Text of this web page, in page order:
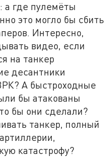
а где пулемёты
это могло бы сбить
Интересно,
видео, если
на танкер
десантники
А быстроходные
бы атакованы
бы они сделали?
танкер, полный
катастрофу?